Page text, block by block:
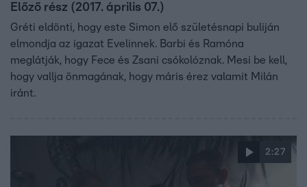
Előző rész (2017. április 07.)
Gréti eldönti, hogy este Simon elő születésnapi buliján
elmondja az igazat Evelinnek. Barbi és Ramóna
meglátják, hogy Fece és Zsani csókolóznak. Mesi be kell,
hogy vallja önmagának, hogy máris érez valamit Milán
iránt.
2:27